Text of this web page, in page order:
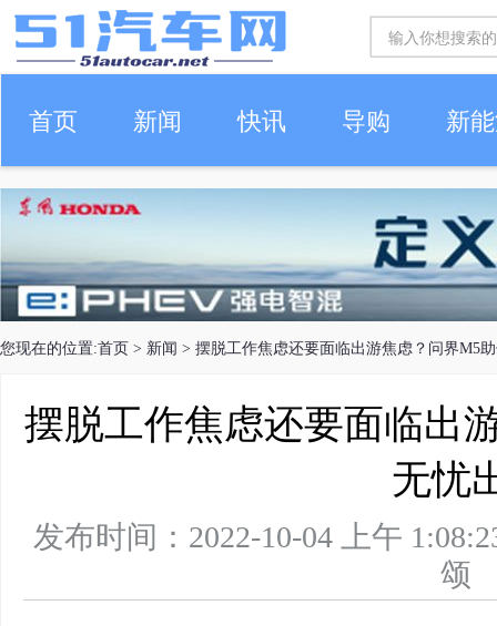
首页 新闻 快讯 导购 新
车生活
您现在的位置:首页 > 新闻 > 摆脱工作焦虑还要面临出游焦虑？问界M5
摆脱工作焦虑还要面临出
无忧
发布时间：2022-10-04 上午